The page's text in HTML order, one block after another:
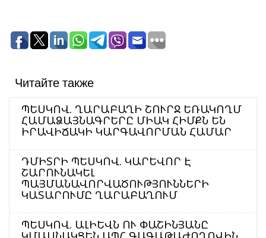
Читайте также
ՊԵՍԿՈՎ. ՂԱՐԱԲԱՂԻ ՇՈՒՐՋ ԵՌԱԿՈՂՄ
ՀԱՄԱՁԱՅՆԱԳՐԵՐԸ ՄԻԱԿ ՀԻՄՔՆ ԵՆ
ԻՐԱՎԻՃԱԿԻ ԿԱՐԳԱՎՈՐՄԱՆ ՀԱՄԱՐ
ԴՄԻՏՐԻ ՊԵՍԿՈՎ. ԿԱՐԵՎՈՐ Է
ՇԱՐՈՒՆԱԿԵԼ
ՊԱՅՄԱՆԱՎՈՐՎԱԾՈՒԹՅՈՒՆՆԵՐԻ
ԿԱՏԱՐՈՒՄԸ ՂԱՐԱԲԱՂՈՒՄ
ՊԵՍԿՈՎ. ԱԼԻԵՎՆ ՈՒ ՓԱՇԻՆՅԱՆԸ